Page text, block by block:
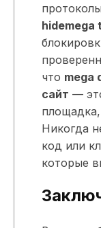
hidemega
что mega
сайт —
Никогда
код или
которые